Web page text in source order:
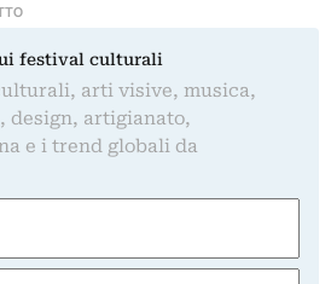
festival culturali
arti visive, musica,
design, artigianato,
e i trend globali da